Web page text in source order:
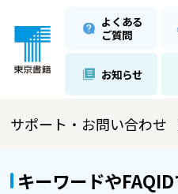
よくある
ご質問
お知らせ
サポート・お問い合わせ
キーワードや